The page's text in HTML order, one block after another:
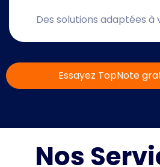
Des solutions adaptées
Essayez TopNote
Nos